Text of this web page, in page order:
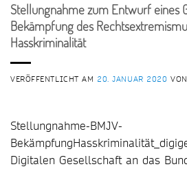
Stellungnahme zum Entwurf eines
Bekämpfung des
Hasskriminalität
VERÖFFENTLICHT AM 20. JANUAR 2020 VON
Stellungnahme-BMJV-
Digitalen Gesellschaft an das